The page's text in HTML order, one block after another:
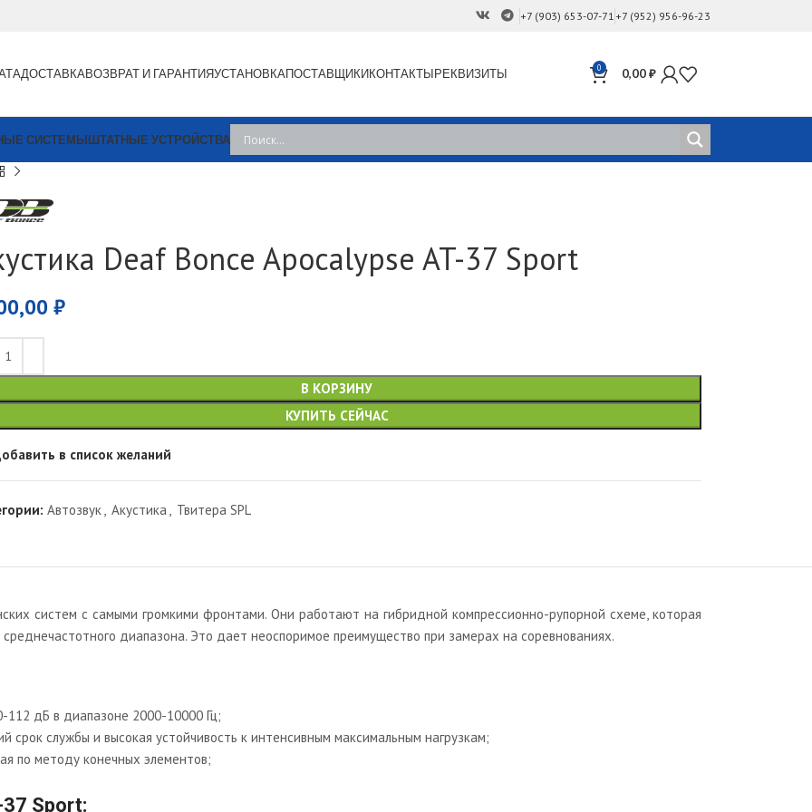
+7 (903) 653-07-71 +7 (952) 956-96-23
ДОСТАВКАВОЗВРАТ И ГАРАНТИЯУСТАНОВКАПОСТАВЩИКИКОНТАКТЫРЕКВИЗИТЫ 0 0,00₽
СИСТЕМЫШТАТНЫЕ УСТРОЙСТВА
Deaf Bonce Apocalypse AT-37 Sport
₽
В КОРЗИНУ
КУПИТЬ СЕЙЧАС
в список желаний
Автозвук, Акустика , Твитера SPL
систем с самыми громкими фронтами. Они работают на гибридной компрессионно-рупорной схеме, которая
диапазона. Это дает неоспоримое преимущество при замерах на соревнованиях.
112 дБ в диапазоне 2000-10000 Гц;
службы и высокая устойчивость к интенсивным максимальным нагрузкам;
по методу конечных элементов;
Sport: